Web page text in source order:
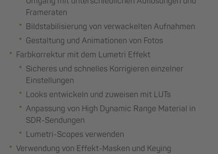
Frameraten
Bildstabilisierung von verwackelten Aufnahmen
Gestaltung und Animationen von Fotos
Farbkorrektur mit dem Lumetri Effekt
Sicheres und schnelles Korrigieren einzelner
Einstellungen
Looks entwickeln und zuweisen mit LUTs
Anpassung von High Dynamic Range Material in
SDR-Sendungen
Lumetri-Scopes verwenden
Verwendung von Effekt-Masken und Keying